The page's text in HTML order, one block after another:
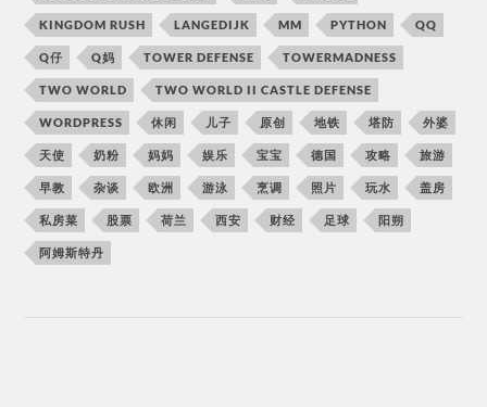
KINGDOM RUSH LANGEDIJK MM PYTHON QQ
Q仔 Q妈 TOWER DEFENSE TOWERMADNESS
TWO WORLD TWO WORLD II CASTLE DEFENSE
WORDPRESS 休闲 儿子 原创 地铁 塔防 外婆
天使 奶粉 妈妈 娱乐 宝宝 德国 攻略 旅游
早教 杂谈 欧洲 游泳 烹调 照片 玩水 盖房
私房菜 股票 荷兰 西安 财经 足球 阳朔
阿姆斯特丹